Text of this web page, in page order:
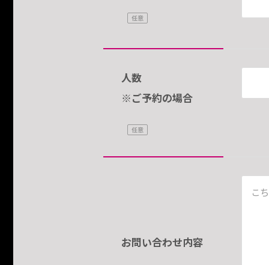
人数
※ご予約の場合
お問い合わせ内容